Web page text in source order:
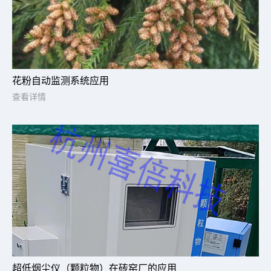
花粉自动监测系统应用
查看详情
超低烟尘仪（颗粒物）在砖窑厂的应用